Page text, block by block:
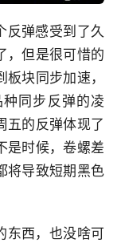
反弹感受到了久
，但是很可惜的
块同步加速，
同步反弹的凌
五的反弹体现了
是时候，卷螺差
将导致短期黑色
东西，也没啥可